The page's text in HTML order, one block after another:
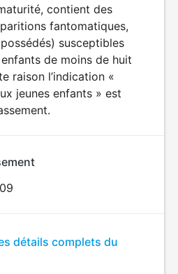
contient des
fantomatiques,
susceptibles
de moins de huit
raison l’indication «
jeunes enfants » est
détails complets du